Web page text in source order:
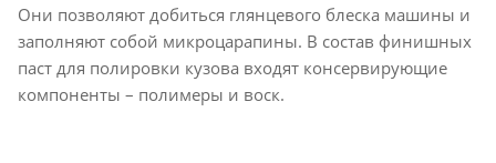
Они позволяют добиться глянцевого блеска машины и
заполняют собой микроцарапины. В состав финишных
паст для полировки кузова входят консервирующие
компоненты – полимеры и воск.